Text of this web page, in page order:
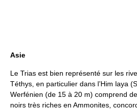
Asie
Le Trias est bien représenté sur les
Téthys, en particulier dans l’Him laya
Werfénien (de 15 à 20 m) comprend
noirs très riches en Ammonites,